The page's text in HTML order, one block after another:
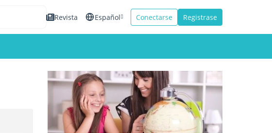
Revista Español
Italiano
Conectarse Registrase